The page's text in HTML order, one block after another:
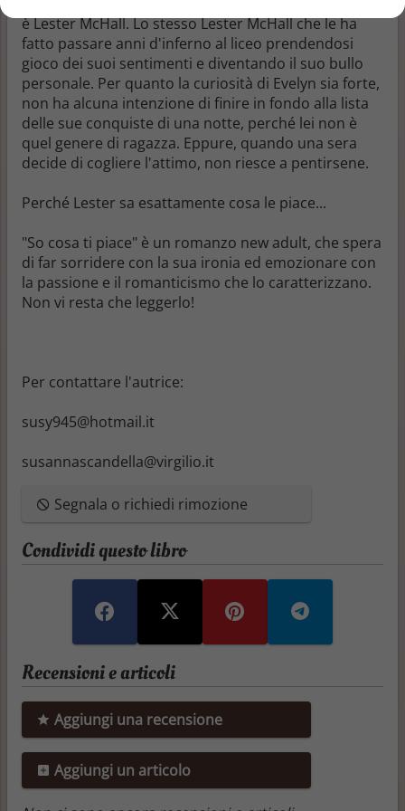
è Lester McHall. Lo stesso Lester McHall che le ha
fatto passare anni d'inferno al liceo prendendosi
gioco dei suoi sentimenti e diventando il suo bullo
personale. Per quanto la curiosità di Evelyn sia forte,
non ha alcuna intenzione di finire in fondo alla lista
delle sue conquiste di una notte, perché lei non è
quel genere di ragazza. Eppure, quando una sera
decide di cogliere l'attimo, non riesce a pentirsene.
Perché Lester sa esattamente cosa le piace...
"So cosa ti piace" è un romanzo new adult, che spera
di far sorridere con la sua ironia ed emozionare con
la passione e il romanticismo che lo caratterizzano.
Non vi resta che leggerlo!
Per contattare l'autrice:
susy945@hotmail.it
susannascandella@virgilio.it
Segnala o richiedi rimozione
Condividi questo libro
Recensioni e articoli
Aggiungi una recensione
Aggiungi un articolo